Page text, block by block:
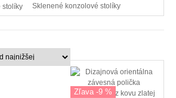
Sklenené konzolové stolíky
Zľava -9 %